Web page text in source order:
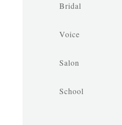
Bridal
Voice
Salon
School